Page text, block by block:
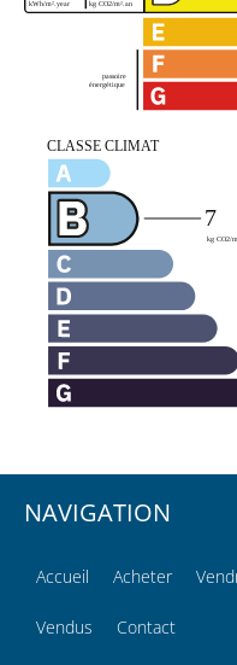
NAVIGATION
Accueil Acheter
Vendus Contact